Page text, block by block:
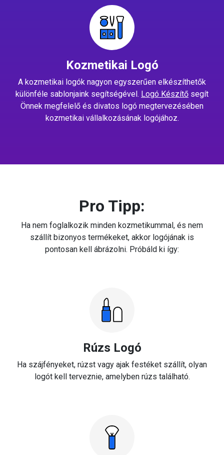
Kozmetikai Logó
A kozmetikai logók nagyon egyszerűen elkészíthetők
különféle sablonjaink segítségével. Logó Készítő segít
Önnek megfelelő és divatos logó megtervezésében
kozmetikai vállalkozásának logójához.
Pro Tipp:
Ha nem foglalkozik minden kozmetikummal, és nem
szállít bizonyos termékeket, akkor logójának is
pontosan kell ábrázolni. Próbáld ki így:
Rúzs Logó
Ha szájfényeket, rúzst vagy ajak festéket szállít, olyan
logót kell terveznie, amelyben rúzs található.